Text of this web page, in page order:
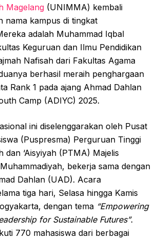
Magelang (UNIMMA) kembali
nama kampus di tingkat
adalah Muhammad Iqbal
Keguruan dan Ilmu Pendidikan
Nafisah dari Fakultas Agama
berhasil meraih penghargaan
Rank 1 pada ajang Ahmad Dahlan
Camp (ADIYC) 2025.
ini diselenggarakan oleh Pusat
(Puspresma) Perguruan Tinggi
dan ‘Aisyiyah (PTMA) Majelis
bekerja sama dengan
Dahlan (UAD). Acara
tiga hari, Selasa hingga Kamis
dengan tema “Empowering
for Sustainable Futures”.
770 mahasiswa dari berbagai